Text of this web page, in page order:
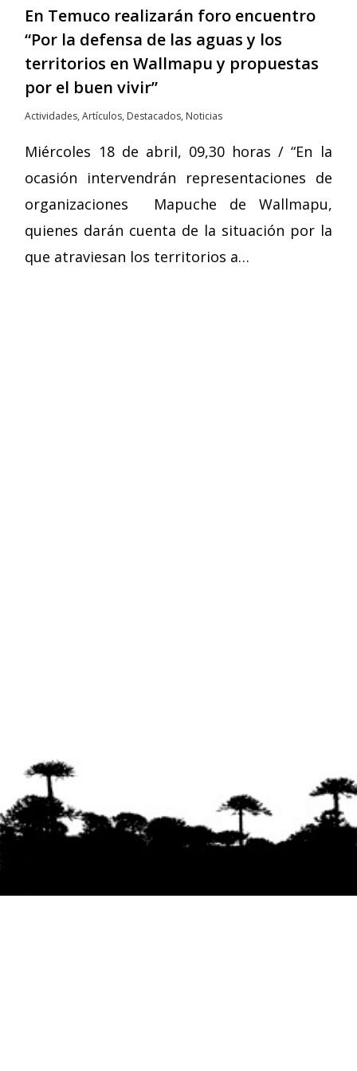
En Temuco realizarán foro encuentro
“Por la defensa de las aguas y los
territorios en Wallmapu y propuestas
por el buen vivir”
Actividades,Artículos, Destacados, Noticias
Miércoles 18 de abril, 09,30 horas / “En la
ocasión intervendrán representaciones de
organizaciones Mapuche de Wallmapu,
quienes darán cuenta de la situación por la
que atraviesan los territorios a…